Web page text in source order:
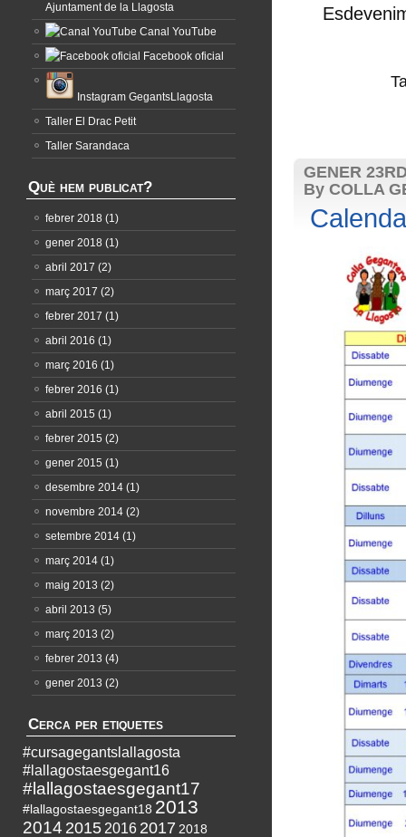
GENER
By COLLA
Ajuntament de la Llagosta
Canal YouTube
Facebook oficial
Instagram GegantsLlagosta
Taller El Drac Petit
Taller Sarandaca
Què hem publicat?
febrer 2018 (1)
gener 2018 (1)
abril 2017 (2)
març 2017 (2)
febrer 2017 (1)
abril 2016 (1)
març 2016 (1)
febrer 2016 (1)
abril 2015 (1)
febrer 2015 (2)
gener 2015 (1)
desembre 2014 (1)
novembre 2014 (2)
setembre 2014 (1)
març 2014 (1)
maig 2013 (2)
abril 2013 (5)
març 2013 (2)
febrer 2013 (4)
gener 2013 (2)
Cerca per etiquetes
#cursagegantslallagosta
#lallagostaesgegant16
#lallagostaesgegant17
#lallagostaesgegant18 2013
2014 2015 2016 2017 2018